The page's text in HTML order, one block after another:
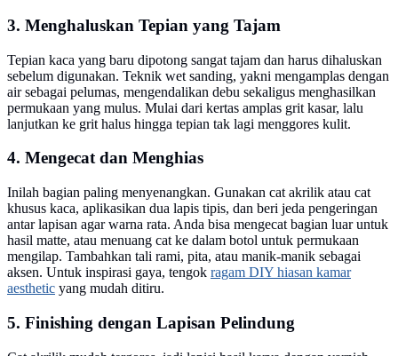
3. Menghaluskan Tepian yang Tajam
Tepian kaca yang baru dipotong sangat tajam dan harus dihaluskan
sebelum digunakan. Teknik wet sanding, yakni mengamplas dengan
air sebagai pelumas, mengendalikan debu sekaligus menghasilkan
permukaan yang mulus. Mulai dari kertas amplas grit kasar, lalu
lanjutkan ke grit halus hingga tepian tak lagi menggores kulit.
4. Mengecat dan Menghias
Inilah bagian paling menyenangkan. Gunakan cat akrilik atau cat
khusus kaca, aplikasikan dua lapis tipis, dan beri jeda pengeringan
antar lapisan agar warna rata. Anda bisa mengecat bagian luar untuk
hasil matte, atau menuang cat ke dalam botol untuk permukaan
mengilap. Tambahkan tali rami, pita, atau manik-manik sebagai
aksen. Untuk inspirasi gaya, tengok ragam DIY hiasan kamar
aesthetic yang mudah ditiru.
5. Finishing dengan Lapisan Pelindung